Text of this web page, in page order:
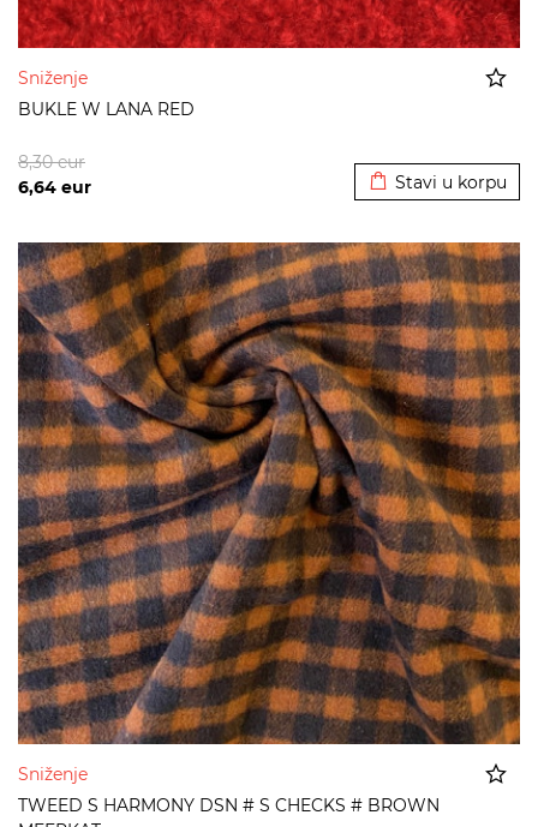
Sniženje
BUKLE W LANA RED
6,64 eur
8,30eur
Stavi u korpu
Sniženje
TWEED S HARMONY DSN # S CHECKS # BROWN